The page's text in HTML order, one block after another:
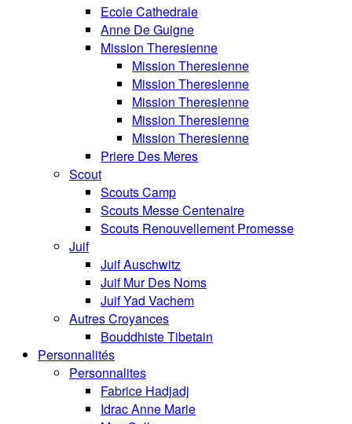
Ecole Cathedrale
Anne De Guigne
Mission Theresienne
Mission Theresienne
Mission Theresienne
Mission Theresienne
Mission Theresienne
Mission Theresienne
Priere Des Meres
Scout
Scouts Camp
Scouts Messe Centenaire
Scouts Renouvellement Promesse
Juif
Juif Auschwitz
Juif Mur Des Noms
Juif Yad Vachem
Autres Croyances
Bouddhiste Tibetain
Personnalités
Personnalites
Fabrice Hadjadj
Idrac Anne Marie